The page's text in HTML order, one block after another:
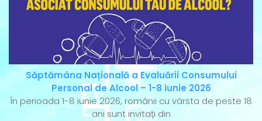
Săptămâna Națională a Evaluării Consumului
Personal de Alcool – 1-8 iunie 2026
În perioada 1-8 iunie 2026, românii cu vârsta de peste 18
ani sunt invitați din